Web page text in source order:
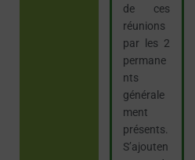
de ces
réunions
par les 2
permane
nts
générale
ment
présents.
S’ajouten